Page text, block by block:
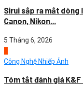
Sirui sắp ra mắt dòng
Canon, Nikon...
5 Tháng 6, 2026
Công Nghệ Nhiếp Ảnh
Tóm tắt đánh giá